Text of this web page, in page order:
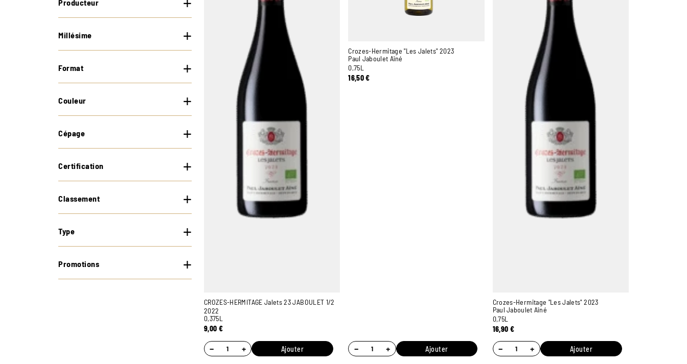
Producteur
Millésime
Format
Couleur
Cépage
Certification
Classement
Type
Promotions
CROZES-HERMITAGE Jalets 23 JABOULET 1/2
2022
0,375L
9,00 €
− + Ajouter
Crozes-Hermitage "Les Jalets" 2023
Paul Jaboulet Aîné
0,75L
16,50€
− + Ajouter
Crozes-Hermitage "Les Jalets" 2023
Paul Jaboulet Aîné
0,75L
16,90 €
− + Ajouter